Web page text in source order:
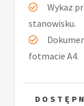
Wykaz
stanowisku.
fotmacie A4.